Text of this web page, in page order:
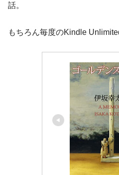
話。
もちろん毎度のKindle